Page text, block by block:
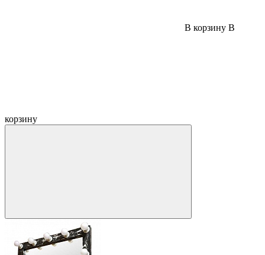
В корзину В
корзину